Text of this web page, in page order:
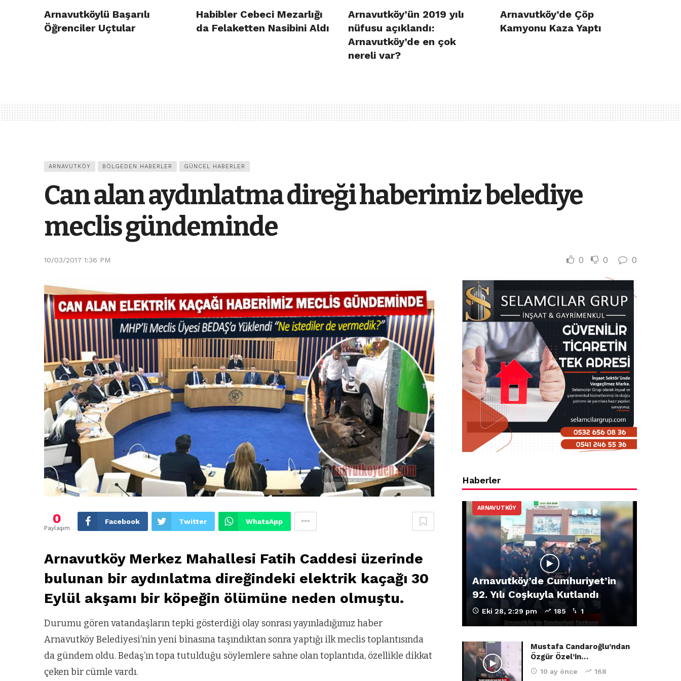
Arnavutköylü Başarılı
Öğrenciler Uçtular
Habibler Cebeci Mezarlığı
da Felaketten Nasibini Aldı
Arnavutköy’ün 2019 yılı
nüfusu açıklandı:
Arnavutköy’de en çok
nereli var?
Arnavutköy’de Çöp
Kamyonu Kaza Yaptı
ARNAVUTKÖY BÖLGEDEN HABERLER GÜNCEL HABERLER
Can alan aydınlatma direği haberimiz belediye
meclis gündeminde
10/03/2017 1:36 PM 0 0 0
0
Paylaşım
Facebook Twitter WhatsApp
Arnavutköy Merkez Mahallesi Fatih Caddesi üzerinde
bulunan bir aydınlatma direğindeki elektrik kaçağı 30
Eylül akşamı bir köpeğin ölümüne neden olmuştu.
Durumu gören vatandaşların tepki gösterdiği olay sonrası yayınladığımız haber
Arnavutköy Belediyesi’nin yeni binasına taşındıktan sonra yaptığı ilk meclis toplantısında
da gündem oldu. Bedaş’ın topa tutulduğu söylemlere sahne olan toplantıda, özellikle dikkat
çeken bir cümle vardı.
Haberler
ARNAVUTKÖY
Arnavutköy’de Cumhuriyet’in
92. Yılı Coşkuyla Kutlandı
Eki 28, 2:29 pm 185 1
Mustafa Candaroğlu’ndan
Özgür Özel’in…
10 ay önce 168